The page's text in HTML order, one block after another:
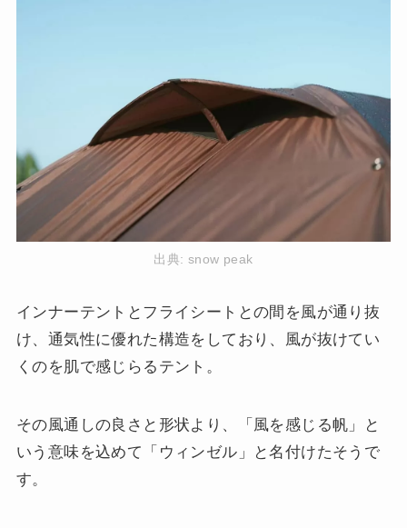
出典: snow peak
インナーテントとフライシートとの間を風が通り抜
け、通気性に優れた構造をしており、風が抜けてい
くのを肌で感じらるテント。
その風通しの良さと形状より、「風を感じる帆」と
いう意味を込めて「ウィンゼル」と名付けたそうで
す。